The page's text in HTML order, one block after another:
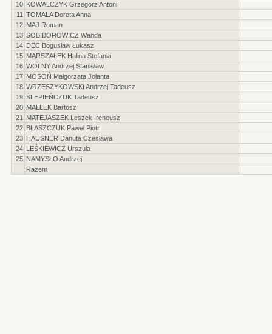
10 KOWALCZYK Grzegorz Antoni
11 TOMALA Dorota Anna
12 MAJ Roman
13 SOBIBOROWICZ Wanda
14 DEC Bogusław Łukasz
15 MARSZAŁEK Halina Stefania
16 WOLNY Andrzej Stanisław
17 MOSOŃ Małgorzata Jolanta
18 WRZESZYKOWSKI Andrzej Tadeusz
19 ŚLEPIEŃCZUK Tadeusz
20 MAŁŁEK Bartosz
21
MATEJASZEK Leszek Ireneusz
22 BŁASZCZUK Paweł Piotr
23 HAUSNER Danuta Czesława
24 LEŚKIEWICZ Urszula
25 NAMYSŁO Andrzej
Razem